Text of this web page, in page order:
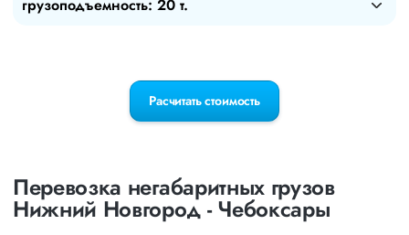
грузоподъемность: 20 т.
Расчитать стоимость
Перевозка негабаритных грузов
Нижний Новгород - Чебоксары